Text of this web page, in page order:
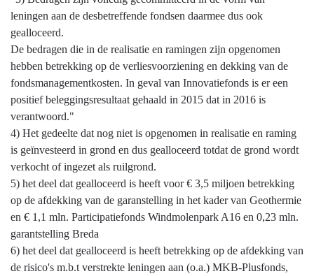
leningen aan de desbetreffende fondsen daarmee dus ook
gealloceerd.
De bedragen die in de realisatie en ramingen zijn opgenomen
hebben betrekking op de verliesvoorziening en dekking van de
fondsmanagementkosten. In geval van Innovatiefonds is er een
positief beleggingsresultaat gehaald in 2015 dat in 2016 is
verantwoord."
4) Het gedeelte dat nog niet is opgenomen in realisatie en raming
is geïnvesteerd in grond en dus gealloceerd totdat de grond wordt
verkocht of ingezet als ruilgrond.
5) het deel dat gealloceerd is heeft voor € 3,5 miljoen betrekking
op de afdekking van de garanstelling in het kader van Geothermie
en € 1,1 mln. Participatiefonds Windmolenpark A16 en 0,23 mln.
garantstelling Breda
6) het deel dat gealloceerd is heeft betrekking op de afdekking van
de risico's m.b.t verstrekte leningen aan (o.a.) MKB-Plusfonds,